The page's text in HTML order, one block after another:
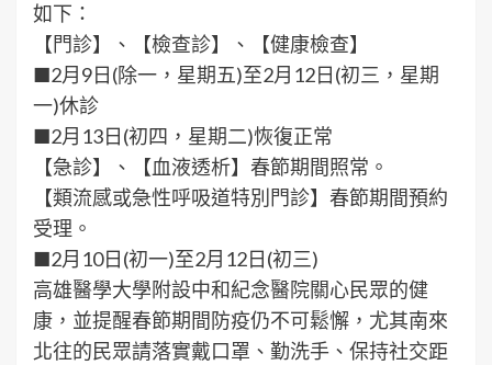
如下：
【門診】、【檢查診】、【健康檢查】
■2月9日(除一，星期五)至2月12日(初三，星期
一)休診
■2月13日(初四，星期二)恢復正常
【急診】、【血液透析】春節期間照常。
【類流感或急性呼吸道特別門診】春節期間預約
受理。
■2月10日(初一)至2月12日(初三)
高雄醫學大學附設中和紀念醫院關心民眾的健
康，並提醒春節期間防疫仍不可鬆懈，尤其南來
北往的民眾請落實戴口罩、勤洗手、保持社交距